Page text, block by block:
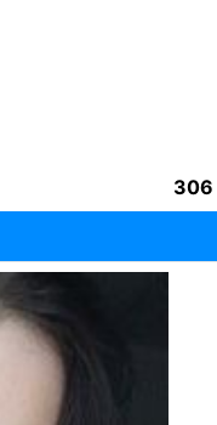
306